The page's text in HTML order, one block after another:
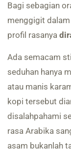
Bagi sebagian
menggigit
profil rasanya
Ada semacam
seduhan hanya
atau manis
kopi tersebut
disalahpahami
rasa Arabika
asam bukanlah